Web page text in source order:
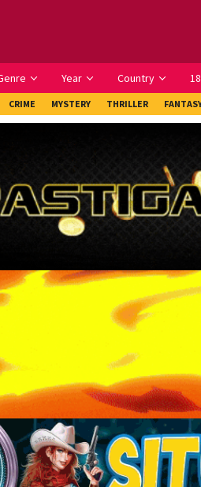
Year Country
CRIME MYSTERY THRILLER